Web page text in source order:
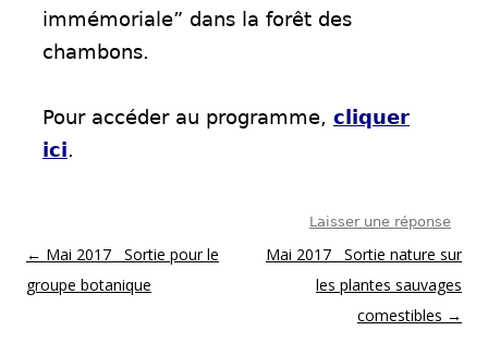
immémoriale” dans la forêt des
chambons.
Pour accéder au programme, cliquer
ici.
Laisser une réponse
Post navigation
← Mai 2017 Sortie pour le
groupe botanique
Mai 2017 Sortie nature sur
les plantes sauvages
comestibles →